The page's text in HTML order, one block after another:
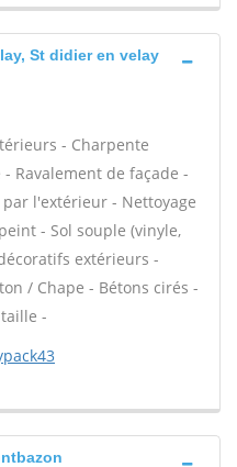
St didier en velay
- Charpente
Ravalement de façade -
l'extérieur - Nettoyage
- Sol souple (vinyle,
extérieurs -
/ Chape - Bétons cirés -
-